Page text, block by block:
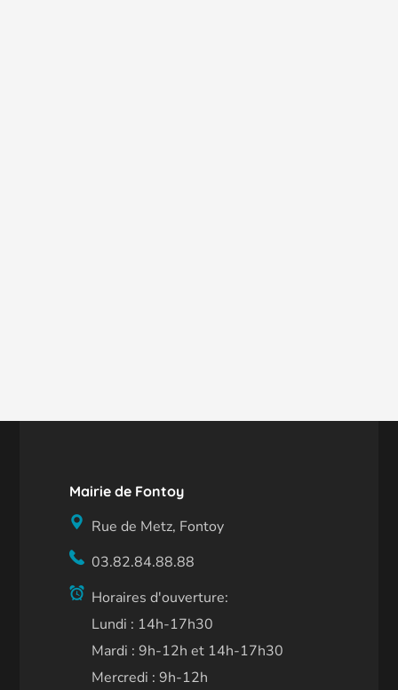
Mairie de Fontoy
Rue de Metz, Fontoy
03.82.84.88.88
Horaires d'ouverture:
Lundi : 14h-17h30
Mardi : 9h-12h et 14h-17h30
Mercredi : 9h-12h